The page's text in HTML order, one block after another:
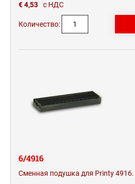
€ 4,53
с НДС
Количество:
6/4916
Сменная подушка для Printy 4916.